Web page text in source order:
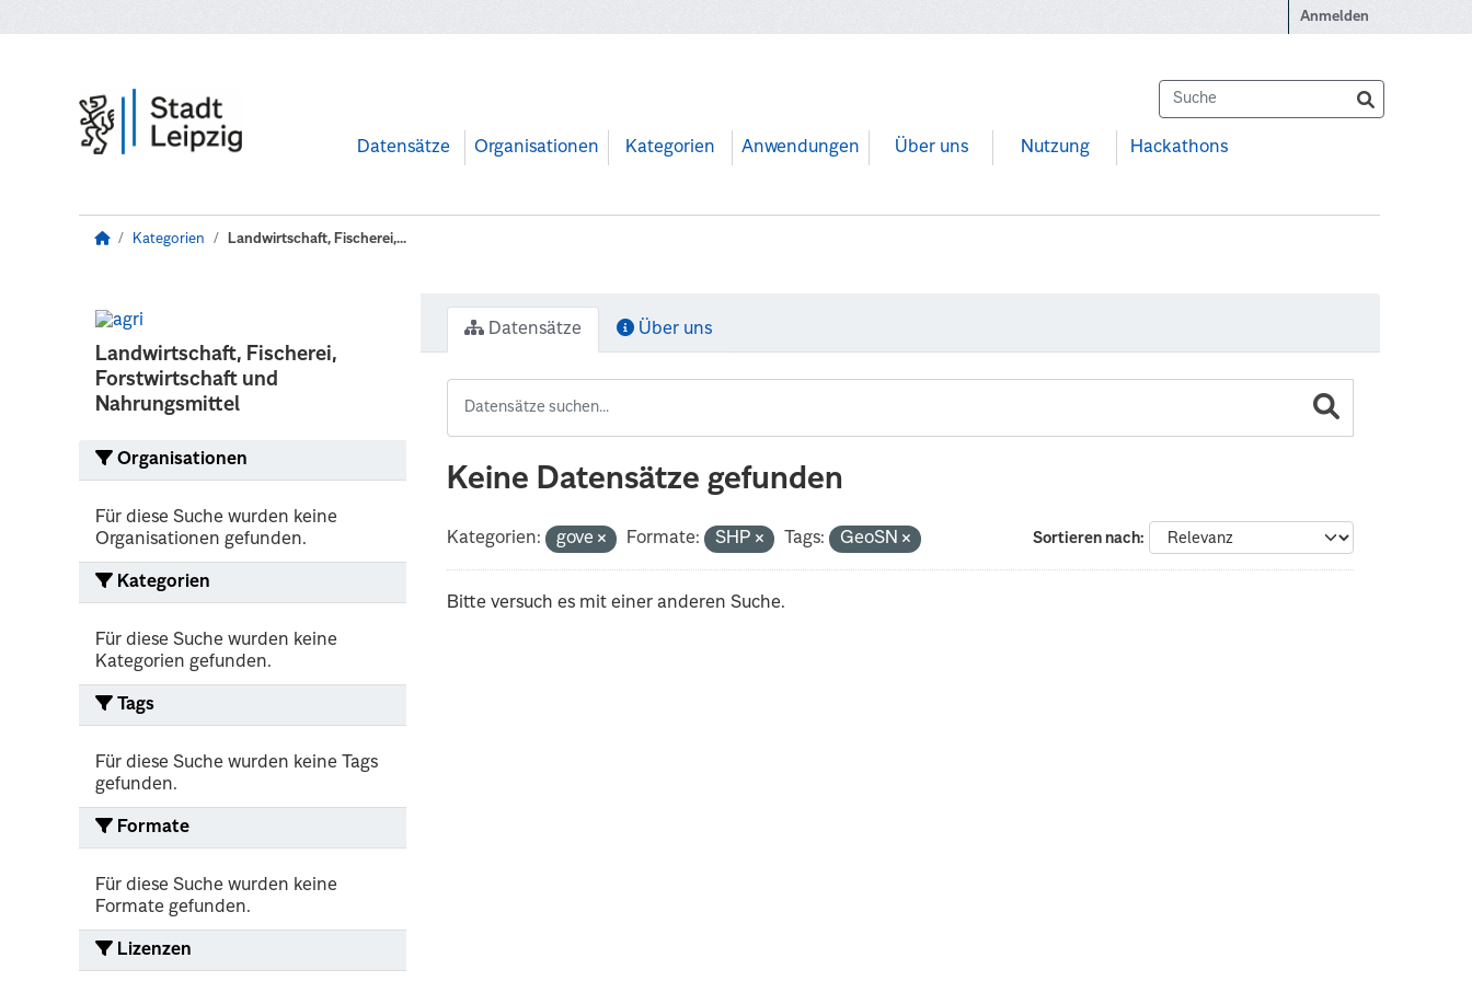
Anmelden
Datensätze Organisationen Kategorien Anwendungen Über uns Nutzung Hackathons
Kategorien Landwirtschaft, Fischerei,...
Landwirtschaft, Fischerei,
Forstwirtschaft und
Nahrungsmittel
Organisationen
Für diese Suche wurden keine
Organisationen gefunden.
Kategorien
Für diese Suche wurden keine
Kategorien gefunden.
Tags
Für diese Suche wurden keine Tags
gefunden.
Formate
Für diese Suche wurden keine
Formate gefunden.
Lizenzen
Datensätze Über uns
Keine Datensätze gefunden
Sortieren nach
Kategorien: gove Formate: SHP Tags: GeoSN
Bitte versuch es mit einer anderen Suche.